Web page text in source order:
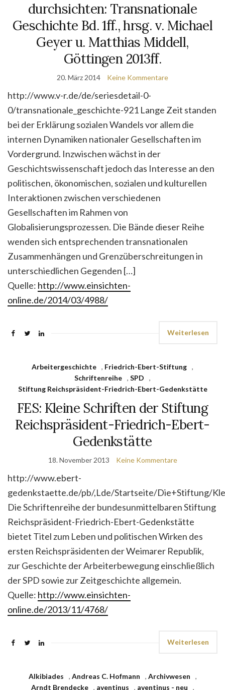
durchsichten: Transnationale
Geschichte Bd. 1ff., hrsg. v. Michael
Geyer u. Matthias Middell,
Göttingen 2013ff.
20. März 2014 Keine Kommentare
http://www.v-r.de/de/seriesdetail-0-
0/transnationale_geschichte-921 Lange Zeit standen
bei der Erklärung sozialen Wandels vor allem die
internen Dynamiken nationaler Gesellschaften im
Vordergrund. Inzwischen wächst in der
Geschichtswissenschaft jedoch das Interesse an den
politischen, ökonomischen, sozialen und kulturellen
Interaktionen zwischen verschiedenen
Gesellschaften im Rahmen von
Globalisierungsprozessen. Die Bände dieser Reihe
wenden sich entsprechenden transnationalen
Zusammenhängen und Grenzüberschreitungen in
unterschiedlichen Gegenden […]
Quelle: http://www.einsichten-
online.de/2014/03/4988/
Weiterlesen
Arbeitergeschichte , Friedrich-Ebert-Stiftung ,
Schriftenreihe , SPD
,
Stiftung Reichspräsident-Friedrich-Ebert-Gedenkstätte
FES: Kleine Schriften der Stiftung
Reichspräsident-Friedrich-Ebert-
Gedenkstätte
18. November 2013 Keine Kommentare
http://www.ebert-
gedenkstaette.de/pb/,Lde/Startseite/Die+Stiftung/
Die Schriftenreihe der bundesunmittelbaren Stiftung
Reichspräsident-Friedrich-Ebert-Gedenkstätte
bietet Titel zum Leben und politischen Wirken des
ersten Reichspräsidenten der Weimarer Republik,
zur Geschichte der Arbeiterbewegung einschließlich
der SPD sowie zur Zeitgeschichte allgemein.
Quelle: http://www.einsichten-
online.de/2013/11/4768/
Weiterlesen
Alkibiades , Andreas C. Hofmann , Archivwesen
,
Arndt Brendecke
, aventinus , aventinus - neu ,